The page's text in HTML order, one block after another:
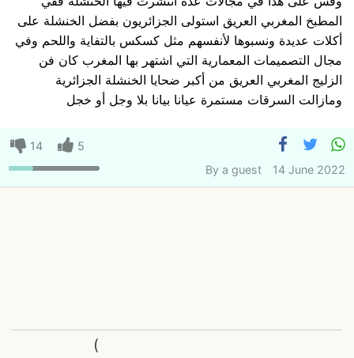
المطبخ المغربي العريق استولى الجزائريون بفضل الخنشلة على
أكلات عديدة ونسبوها لأنفسهم مثل كسكس بالتفاية واللحم وفي
مجال التصميمات المعمارية التي اشتهر بها المغرب كان فن
الزليج المغربي العريق من أكبر ضحايا الخنشلة الجزائرية
ومازالت السرقات مستمرة عيانا بيانا بلا وجل أو خجل
14
5
By a guest 14 June 2022
(